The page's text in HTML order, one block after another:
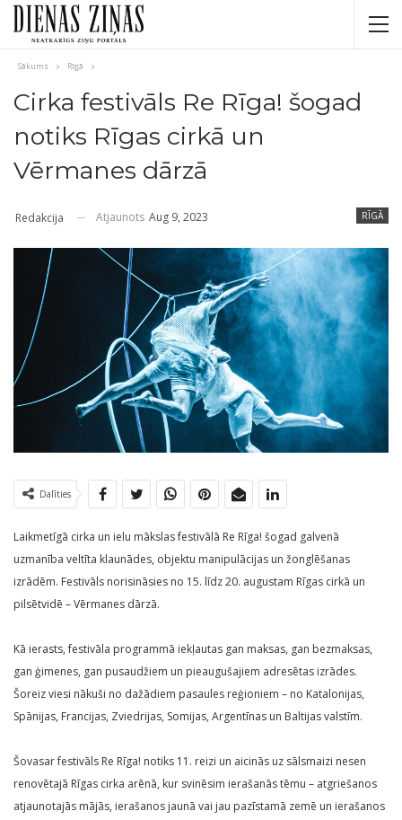
Sākums Rīgā
Cirka festivāls Re Rīga! šogad
notiks Rīgas cirkā un
Vērmanes dārzā
RĪGĀ
Redakcija Atjaunots Aug 9, 2023
Dalīties
Laikmetīgā cirka un ielu mākslas festivālā Re Rīga! šogad galvenā
uzmanība veltīta klaunādes, objektu manipulācijas un žonglēšanas
izrādēm. Festivāls norisināsies no 15. līdz 20. augustam Rīgas cirkā un
pilsētvidē – Vērmanes dārzā.
Kā ierasts, festivāla programmā iekļautas gan maksas, gan bezmaksas,
gan ģimenes, gan pusaudžiem un pieaugušajiem adresētas izrādes.
Šoreiz viesi nākuši no dažādiem pasaules reģioniem – no Katalonijas,
Spānijas, Francijas, Zviedrijas, Somijas, Argentīnas un Baltijas valstīm.
Šovasar festivāls Re Rīga! notiks 11. reizi un aicinās uz sālsmaizi nesen
renovētajā Rīgas cirka arēnā, kur svinēsim ierašanās tēmu – atgriešanos
atjaunotajās mājās, ierašanos jaunā vai jau pazīstamā zemē un ierašanos